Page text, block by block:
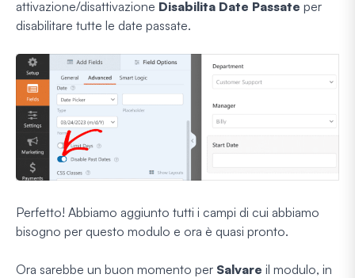
attivazione/disattivazione Disabilita Date Passate per
disabilitare tutte le date passate.
Perfetto! Abbiamo aggiunto tutti i campi di cui abbiamo
bisogno per questo modulo e ora è quasi pronto.
Ora sarebbe un buon momento per Salvare il modulo, in